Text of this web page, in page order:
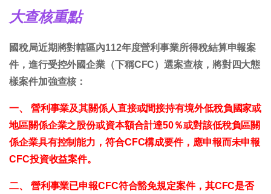
大查核重點
國稅局近期將對轄區內112年度營利事業所得稅結算申報案
件，進行受控外國企業（下稱CFC）選案查核，將對四大態
樣案件加強查核：
一、 營利事業及其關係人直接或間接持有境外低稅負國家或
地區關係企業之股份或資本額合計達50％或對該低稅負區關
係企業具有控制能力，符合CFC構成要件，應申報而未申報
CFC投資收益案件。
二、 營利事業已申報CFC符合豁免規定案件，其CFC是否